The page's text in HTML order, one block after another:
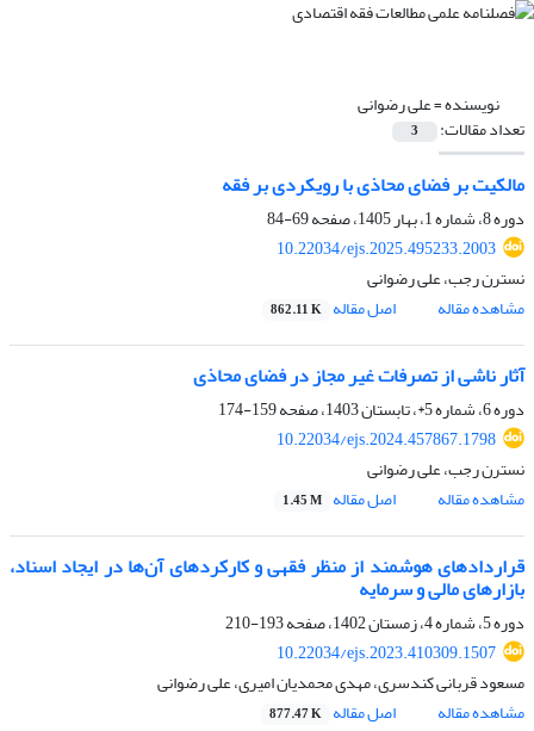
نویسنده =علی رضوانی
تعداد مقالات: 3
مالکیت بر فضای محاذی با رویکردی بر فقه
دوره 8، شماره 1، بهار 1405، صفحه
69-84
10.22034/ejs.2025.495233.2003
نسترن رجب، علی رضوانی
مشاهده مقاله
اصل مقاله 862.11 K
آثار ناشی از تصرفات غیر مجاز در فضای محاذی
دوره 6، شماره 5*، تابستان 1403، صفحه
159-174
10.22034/ejs.2024.457867.1798
نسترن رجب، علی رضوانی
مشاهده مقاله
اصل مقاله 1.45 M
قراردادهای هوشمند از منظر فقهی و کارکرد‌های آن‌ها در ایجاد اسناد،
بازارهای مالی و سرمایه
دوره 5، شماره 4، زمستان 1402، صفحه
193-210
10.22034/ejs.2023.410309.1507
مسعود قربانی کندسری، مهدی محمدیان امیری، علی رضوانی
مشاهده مقاله
اصل مقاله 877.47 K